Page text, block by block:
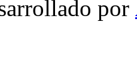
por